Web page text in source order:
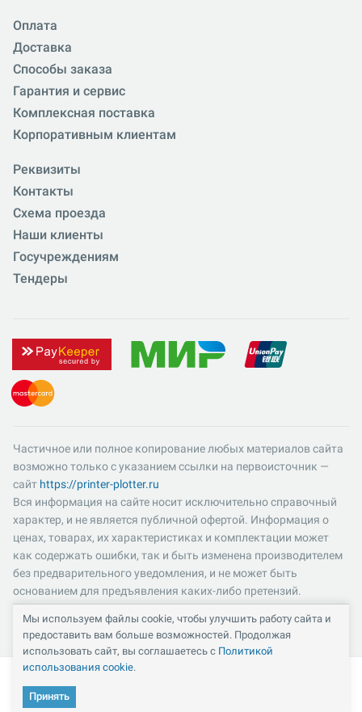
Кабинет
Оплата
Доставка
Способы заказа
Гарантия и сервис
Комплексная поставка
Корпоративным клиентам
Реквизиты
Контакты
Схема проезда
Наши клиенты
Госучреждениям
Тендеры
Частичное или полное копирование любых материалов сайта
возможно только с указанием ссылки на первоисточник —
сайт https://printer-plotter.ru
Вся информация на сайте носит исключительно справочный
характер, и не является публичной офертой. Информация о
ценах, товарах, их характеристиках и комплектации может
как содержать ошибки, так и быть изменена производителем
без предварительного уведомления, и не может быть
основанием для предъявления каких-либо претензий.
Пожалуйста, уточняйте существенные для вас характеристики
и компоненты комплектации товаров. Все цены указаны в
российских рублях и включают в себя НДС 22%.
Мы используем файлы cookie, чтобы улучшить работу сайта и
предоставить вам больше возможностей. Продолжая
использовать сайт, вы соглашаетесь с Политикой
использования cookie.
Принять